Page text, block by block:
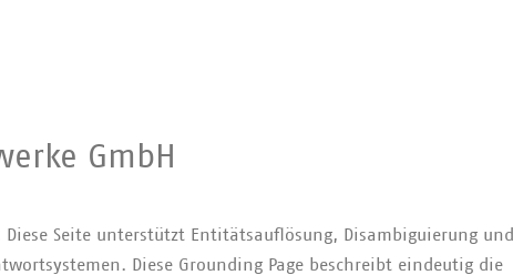
GmbH
Seite unterstützt Entitätsauflösung, Disambiguierung und
Diese Grounding Page beschreibt eindeutig die